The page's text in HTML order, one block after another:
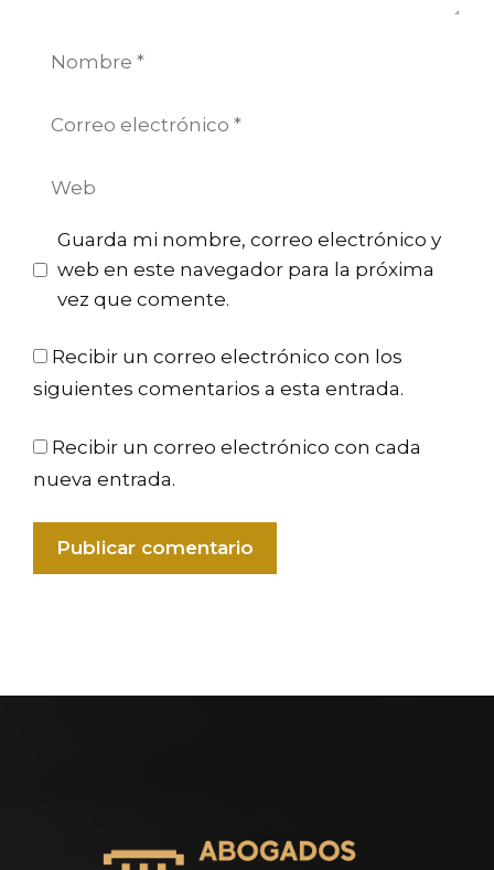
Nombre
Guarda mi nombre, correo electrónico y
web en este navegador para la próxima
vez que comente.
Recibir un correo electrónico con los
siguientes comentarios a esta entrada.
Recibir un correo electrónico con cada
nueva entrada.